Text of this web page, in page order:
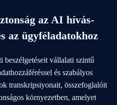
az AI hívás-
az ügyféladatokhoz
beszélgetéseit vállalati szintű
és szabályos
transkripsiyonait, összefoglalóit
környezetben, amelyet